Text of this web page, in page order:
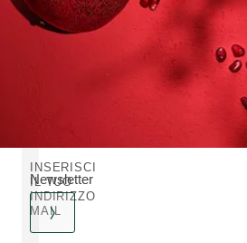
Newsletter
INSERISCI
IL TUO
INDIRIZZO
MAIL